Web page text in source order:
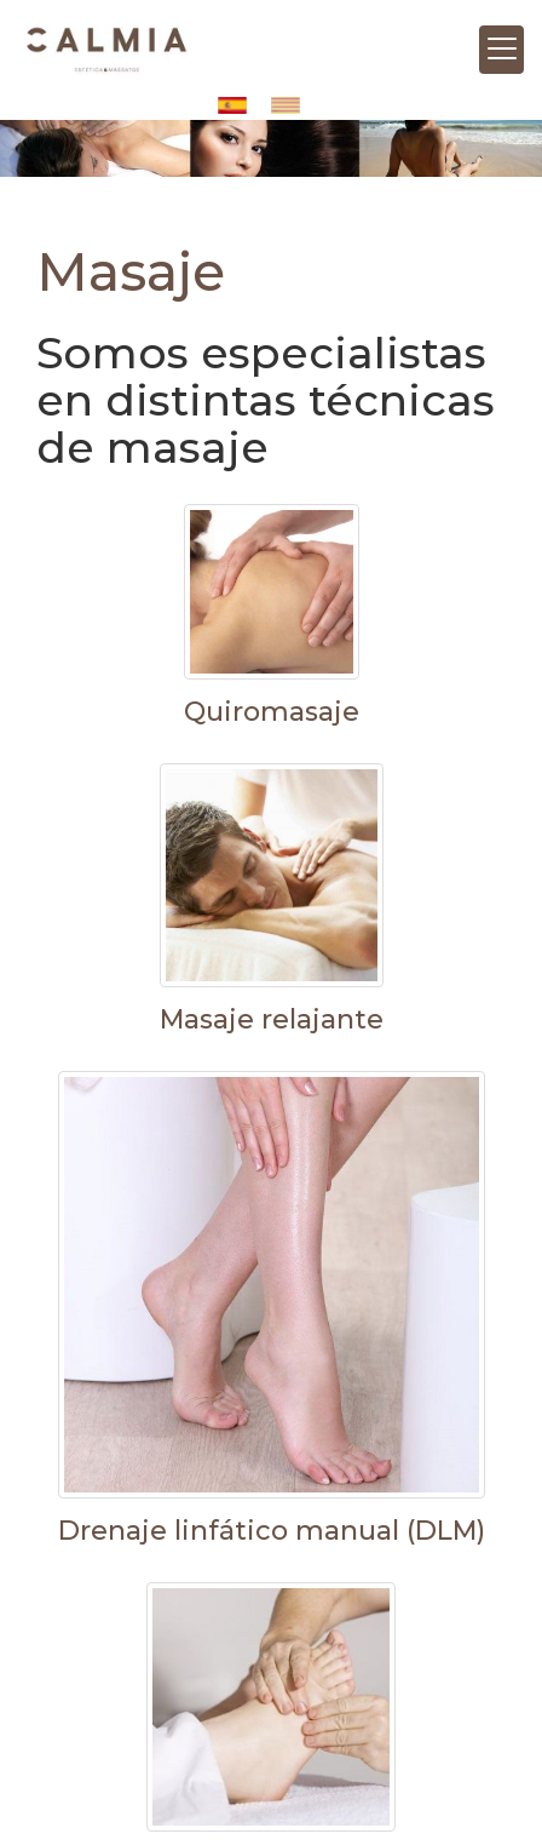
Masaje
Somos especialistas
en distintas técnicas
de masaje
Quiromasaje
Masaje relajante
Drenaje linfático manual (DLM)